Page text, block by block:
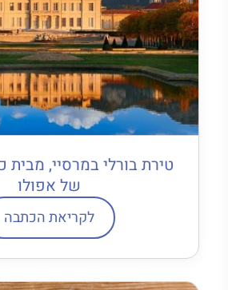
טירת בורלי במרסיי, מבית
של אפולו
לקריאת הכתבה